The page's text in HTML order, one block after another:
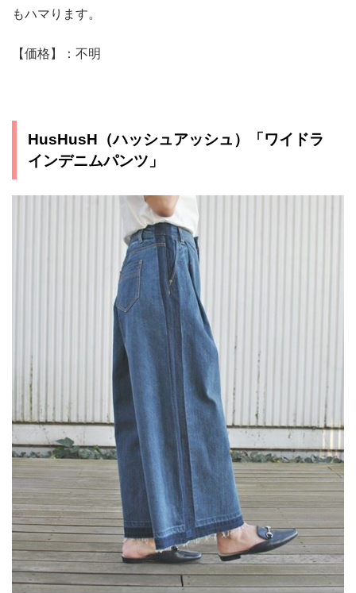
もハマります。
【価格】：不明
HusHusH（ハッシュアッシュ）「ワイドラ
インデニムパンツ」